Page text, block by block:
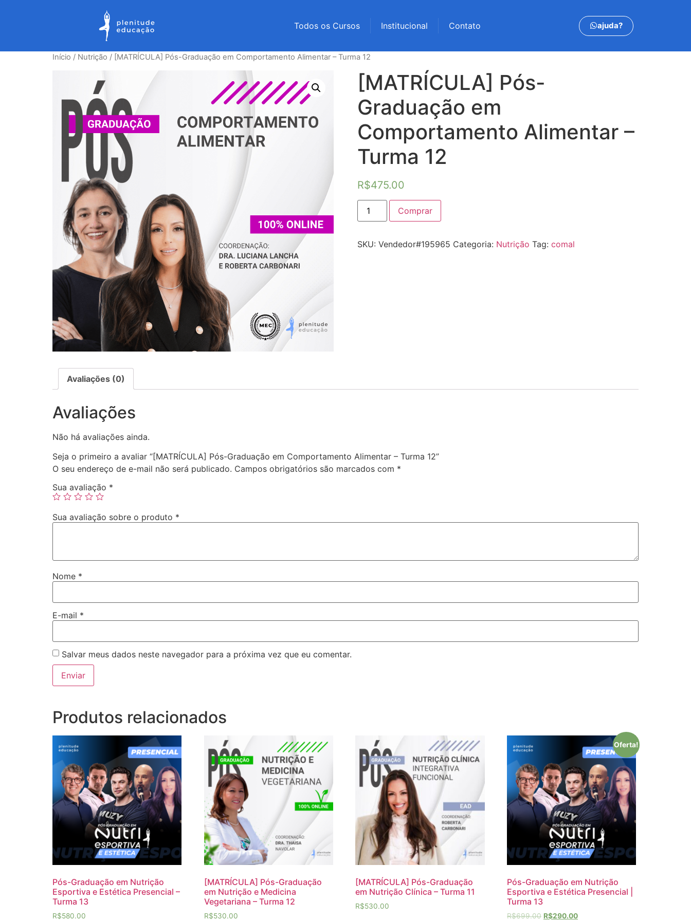
Todos os Cursos Institucional Contato ajuda?
Início / Nutrição / [MATRÍCULA] Pós-Graduação em Comportamento Alimentar – Turma 12
[MATRÍCULA] Pós-
Graduação em
Comportamento Alimentar –
Turma 12
R$475.00
Comprar
SKU: Vendedor#195965 Categoria: Nutrição Tag: comal
Avaliações (0)
Avaliações
Não há avaliações ainda.
Seja o primeiro a avaliar “[MATRÍCULA] Pós-Graduação em Comportamento Alimentar – Turma 12”
O seu endereço de e-mail não será publicado. Campos obrigatórios são marcados com *
Sua avaliação *
Sua avaliação sobre o produto *
Nome *
E-mail *
Salvar meus dados neste navegador para a próxima vez que eu comentar.
Produtos relacionados
Pós-Graduação em Nutrição
Esportiva e Estética Presencial –
Turma 13
R$580.00
[MATRÍCULA] Pós-Graduação
em Nutrição e Medicina
Vegetariana – Turma 12
R$530.00
[MATRÍCULA] Pós-Graduação
em Nutrição Clínica – Turma 11
R$530.00
Oferta!
Pós-Graduação em Nutrição
Esportiva e Estética Presencial |
Turma 13
R$699.00 R$290.00